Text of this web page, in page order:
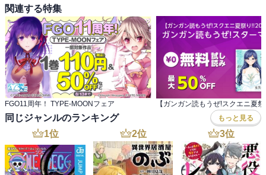
関連する特集
FGO11周年！ TYPE-MOONフェア
同じジャンルのランキング もっと見る
1位 2位 3位